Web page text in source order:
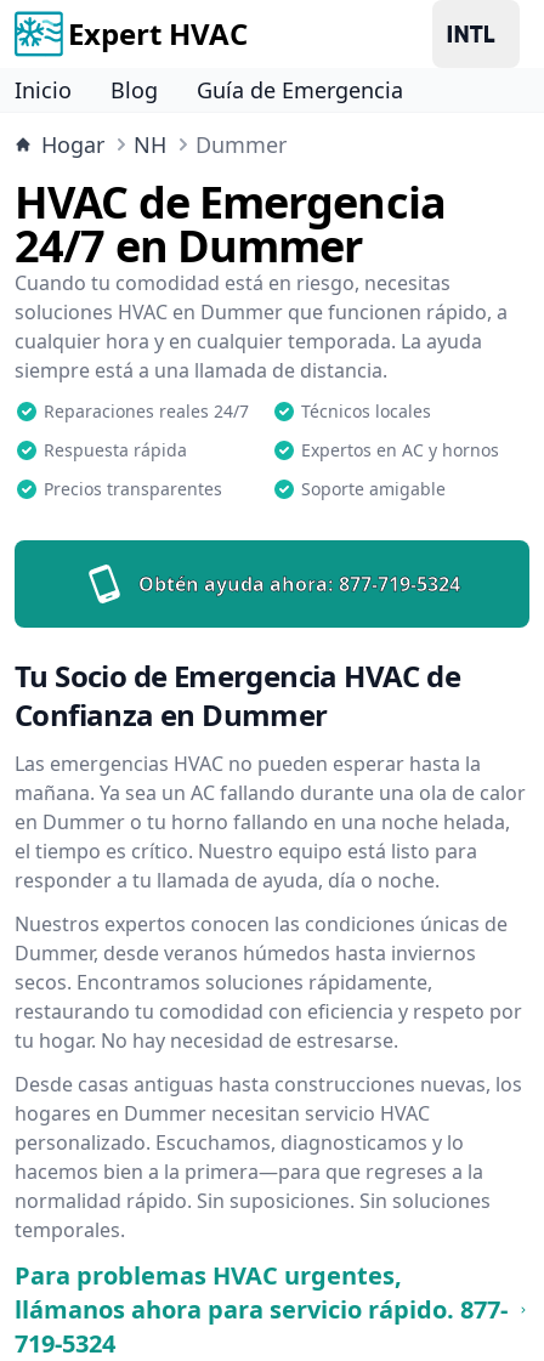
Expert HVAC
Inicio Blog
Guía de Emergencia
Hogar
NH Dummer
HVAC de Emergencia
24/7 en Dummer
Cuando tu comodidad está en riesgo, necesitas
soluciones HVAC en Dummer que funcionen rápido, a
cualquier hora y en cualquier temporada. La ayuda
siempre está a una llamada de distancia.
Reparaciones reales 24/7
Técnicos locales
Respuesta rápida
Expertos en AC y hornos
Precios transparentes
Soporte amigable
Obtén ayuda ahora: 877-719-5324
Tu Socio de Emergencia HVAC de
Confianza en Dummer
Las emergencias HVAC no pueden esperar hasta la
mañana. Ya sea un AC fallando durante una ola de calor
en Dummer o tu horno fallando en una noche helada,
el tiempo es crítico. Nuestro equipo está listo para
responder a tu llamada de ayuda, día o noche.
Nuestros expertos conocen las condiciones únicas de
Dummer, desde veranos húmedos hasta inviernos
secos. Encontramos soluciones rápidamente,
restaurando tu comodidad con eficiencia y respeto por
tu hogar. No hay necesidad de estresarse.
Desde casas antiguas hasta construcciones nuevas, los
hogares en Dummer necesitan servicio HVAC
personalizado. Escuchamos, diagnosticamos y lo
hacemos bien a la primera—para que regreses a la
normalidad rápido. Sin suposiciones. Sin soluciones
temporales.
Para problemas HVAC urgentes,
llámanos ahora para servicio rápido. 877-
719-5324